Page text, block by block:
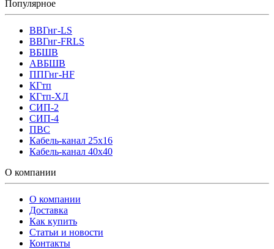
Популярное
ВВГнг-LS
ВВГнг-FRLS
ВБШВ
АВБШВ
ППГнг-HF
КГтп
КГтп-ХЛ
СИП-2
СИП-4
ПВС
Кабель-канал 25х16
Кабель-канал 40х40
О компании
О компании
Доставка
Как купить
Статьи и новости
Контакты